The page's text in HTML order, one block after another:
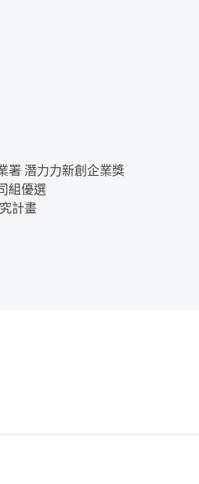
署 潛力力新創企業獎
組優選
計畫